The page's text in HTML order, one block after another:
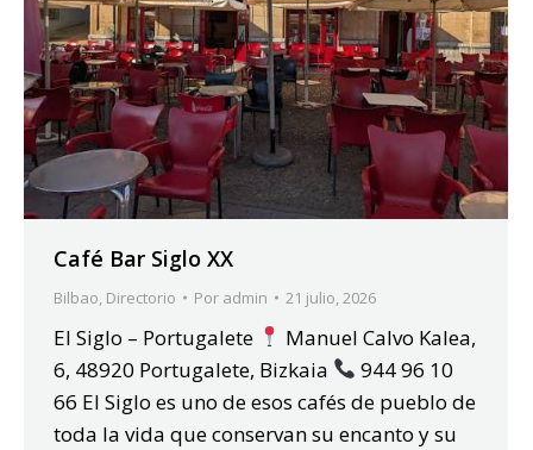
Café Bar Siglo XX
Bilbao, Directorio Por admin 21 julio, 2026
El Siglo – Portugalete
Manuel Calvo Kalea,
6, 48920 Portugalete, Bizkaia
944 96 10
66 El Siglo es uno de esos cafés de pueblo de
toda la vida que conservan su encanto y su